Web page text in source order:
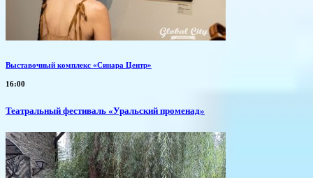
Выставочный комплекс «Синара Центр»
16:00
Театральный фестиваль «Уральский променад»